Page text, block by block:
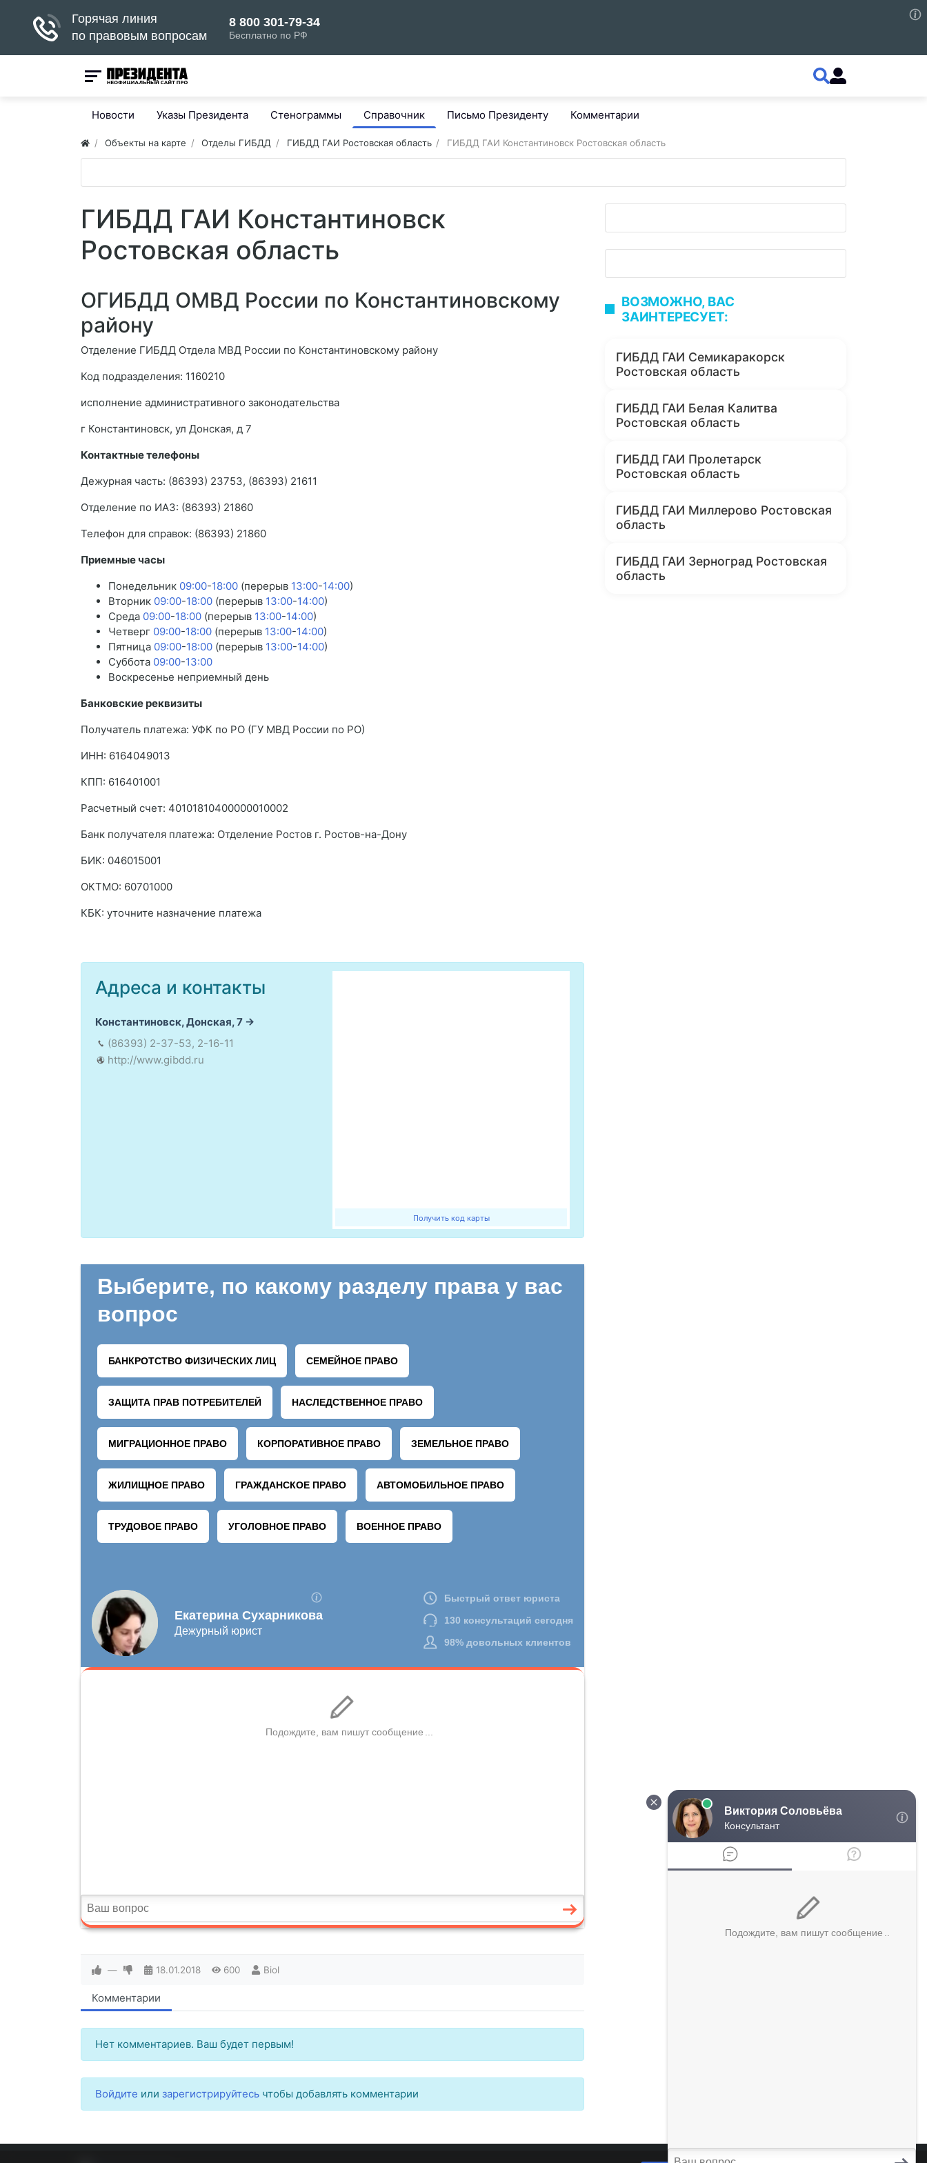
Новости Указы Президента Стенограммы Справочник Письмо Президенту Комментарии
Объекты на карте Отделы ГИБДД ГИБДД ГАИ Ростовская область ГИБДД ГАИ Константиновск Ростовская область
ГИБДД ГАИ Константиновск
Ростовская область
ОГИБДД ОМВД России по Константиновскому
району
Отделение ГИБДД Отдела МВД России по Константиновскому району
Код подразделения: 1160210
исполнение административного законодательства
г Константиновск, ул Донская, д 7
Контактные телефоны
Дежурная часть: (86393) 23753, (86393) 21611
Отделение по ИАЗ: (86393) 21860
Телефон для справок: (86393) 21860
Приемные часы
Понедельник 09:00-18:00 (перерыв 13:00-14:00)
Вторник 09:00-18:00 (перерыв 13:00-14:00)
Среда 09:00-18:00 (перерыв 13:00-14:00)
Четверг 09:00-18:00 (перерыв 13:00-14:00)
Пятница 09:00-18:00 (перерыв 13:00-14:00)
Суббота 09:00-13:00
Воскресенье неприемный день
Банковские реквизиты
Получатель платежа: УФК по РО (ГУ МВД России по РО)
ИНН: 6164049013
КПП: 616401001
Расчетный счет: 40101810400000010002
Банк получателя платежа: Отделение Ростов г. Ростов-на-Дону
БИК: 046015001
ОКТMО: 60701000
КБК: уточните назначение платежа
Получить код карты
Адреса и контакты
Константиновск, Донская, 7
(86393) 2-37-53, 2-16-11
http://www.gibdd.ru
— 18.01.2018 600 Biol
Комментарии
Нет комментариев. Ваш будет первым!
Войдите или зарегистрируйтесь чтобы добавлять комментарии
ВОЗМОЖНО, ВАС
ЗАИНТЕРЕСУЕТ:
ГИБДД ГАИ Семикаракорск
Ростовская область
ГИБДД ГАИ Белая Калитва
Ростовская область
ГИБДД ГАИ Пролетарск
Ростовская область
ГИБДД ГАИ Миллерово Ростовская
область
ГИБДД ГАИ Зерноград Ростовская
область